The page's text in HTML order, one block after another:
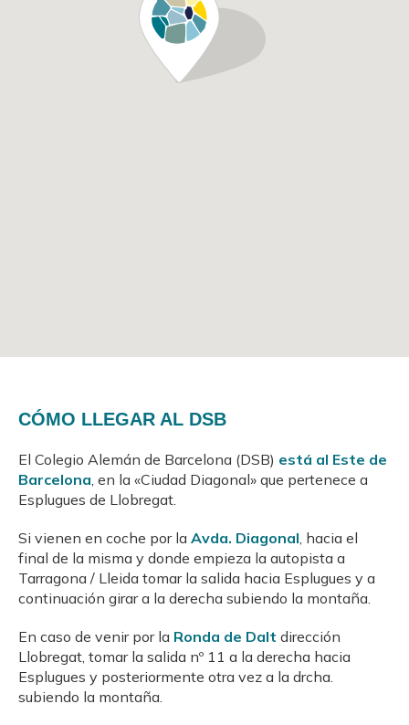
CÓMO LLEGAR AL DSB
El Colegio Alemán de Barcelona (DSB) está al Este de
Barcelona, en la «Ciudad Diagonal» que pertenece a
Esplugues de Llobregat.
Si vienen en coche por la Avda. Diagonal, hacia el
final de la misma y donde empieza la autopista a
Tarragona / Lleida tomar la salida hacia Esplugues y a
continuación girar a la derecha subiendo la montaña.
En caso de venir por la Ronda de Dalt dirección
Llobregat, tomar la salida nº 11 a la derecha hacia
Esplugues y posteriormente otra vez a la drcha.
subiendo la montaña.